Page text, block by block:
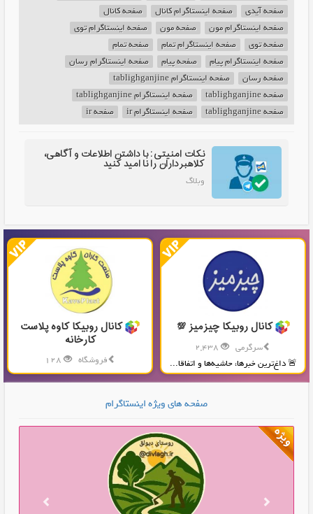
صفحه آیدی
صفحه اینستاگرام کانال
صفحه کانال
صفحه اینستاگرام مون
صفحه مون
صفحه اینستاگرام توی
صفحه توی
صفحه اینستاگرام تمام
صفحه تمام
صفحه اینستاگرام پیام
صفحه پیام
صفحه اینستاگرام رسان
صفحه رسان
صفحه اینستاگرام tablighganjine
صفحه tablighganjine
صفحه اینستاگرام tablighganjine
صفحه tablighganjine
صفحه اینستاگرام ir صفحه ir
نکات امنیتی: با داشتن اطلاعات و آگاهی،
کلاهبرداران را نا امید کنید
وبلاگ
کانال روبیکا چیزمیز 💯
سرگرمی
🚨 داغ‌ترین خبرها، حاشیه‌ها و اتفاقا...
کانال روبیکا کاوه پلاست
کارخانه
فروشگاه
تولید و پخش محصولات پلاستیکی...
صفحه های ویژه اینستاگرام